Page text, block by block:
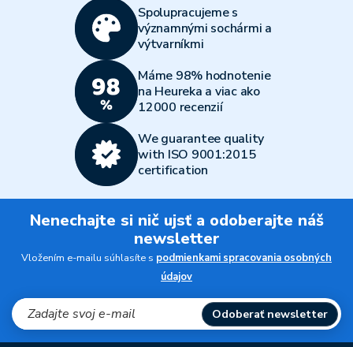
Spolupracujeme s
významnými sochármi a
výtvarníkmi
Máme 98% hodnotenie
na Heureka a viac ako
12000 recenzií
We guarantee quality
with ISO 9001:2015
certification
Nenechajte si nič ujsť a odoberajte náš
newsletter
Vložením e-mailu súhlasíte s podmienkami spracovania osobných
údajov
Odoberať newsletter